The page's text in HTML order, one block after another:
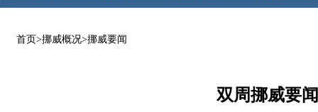
首页>挪威概况>挪威要闻
双周挪威要